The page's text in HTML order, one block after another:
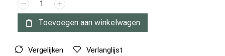
Toevoegen aan winkelwagen
Vergelijken Verlanglijst